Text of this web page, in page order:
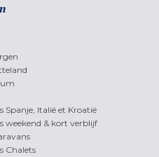
Spanje, Italië et Kroatië
weekend & kort verblijf
Chalets